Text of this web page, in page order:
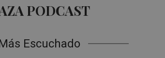
PODCAST
Escuchado